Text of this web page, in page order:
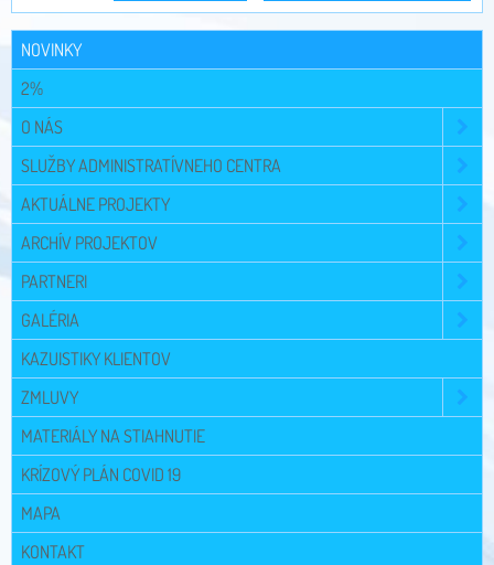
NOVINKY
2%
O NÁS
SLUŽBY ADMINISTRATÍVNEHO CENTRA
AKTUÁLNE PROJEKTY
ARCHÍV PROJEKTOV
PARTNERI
GALÉRIA
KAZUISTIKY KLIENTOV
ZMLUVY
MATERIÁLY NA STIAHNUTIE
KRÍZOVÝ PLÁN COVID 19
MAPA
KONTAKT